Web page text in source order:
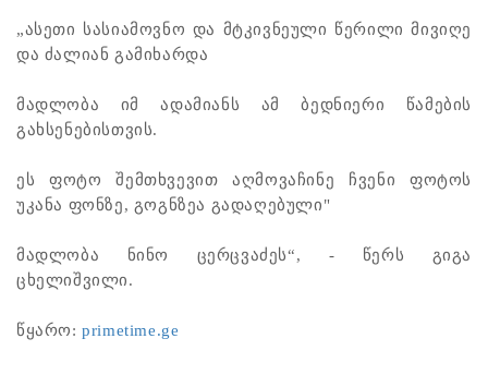
„ასეთი სასიამოვნო და მტკივნეული წერილი მივიღე
და ძალიან გამიხარდა
მადლობა იმ ადამიანს ამ ბედნიერი წამების
გახსენებისთვის.
ეს ფოტო შემთხვევით აღმოვაჩინე ჩვენი ფოტოს
უკანა ფონზე, გოგნზეა გადაღებული"
მადლობა ნინო ცერცვაძეს“, - წერს გიგა
ცხელიშვილი.
წყარო: ​primetime.ge